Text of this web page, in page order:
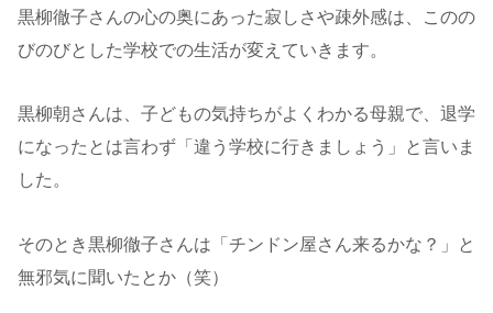
黒柳徹子さんの心の奥にあった寂しさや疎外感は、このの
びのびとした学校での生活が変えていきます。
黒柳朝さんは、子どもの気持ちがよくわかる母親で、退学
になったとは言わず「違う学校に行きましょう」と言いま
した。
そのとき黒柳徹子さんは「チンドン屋さん来るかな？」と
無邪気に聞いたとか（笑）